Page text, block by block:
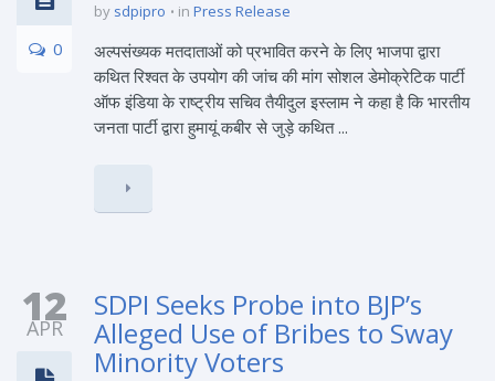
0
by sdpipro in Press Release
अल्पसंख्यक मतदाताओं को प्रभावित करने के लिए भाजपा द्वारा
कथित रिश्वत के उपयोग की जांच की मांग सोशल डेमोक्रेटिक पार्टी
ऑफ इंडिया के राष्ट्रीय सचिव तैयीदुल इस्लाम ने कहा है कि भारतीय
जनता पार्टी द्वारा हुमायूं कबीर से जुड़े कथित ...
12
APR
SDPI Seeks Probe into BJP’s
Alleged Use of Bribes to Sway
Minority Voters